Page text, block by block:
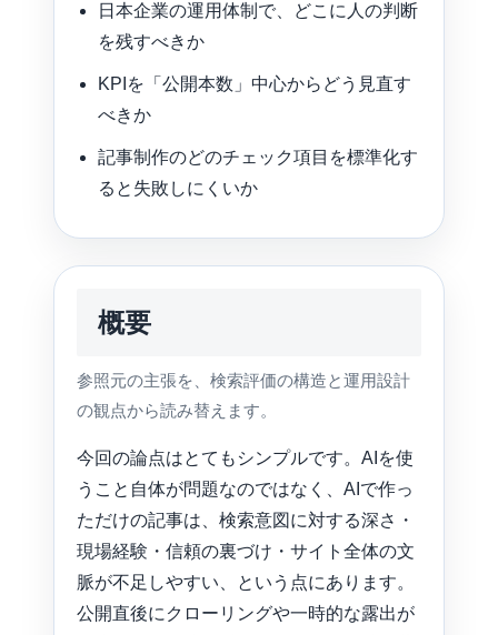
日本企業の運用体制で、どこに人の判断
を残すべきか
KPIを「公開本数」中心からどう見直す
べきか
記事制作のどのチェック項目を標準化す
ると失敗しにくいか
概要
参照元の主張を、検索評価の構造と運用設計
の観点から読み替えます。
今回の論点はとてもシンプルです。AIを使
うこと自体が問題なのではなく、AIで作っ
ただけの記事は、検索意図に対する深さ・
現場経験・信頼の裏づけ・サイト全体の文
脈が不足しやすい、という点にあります。
公開直後にクローリングや一時的な露出が